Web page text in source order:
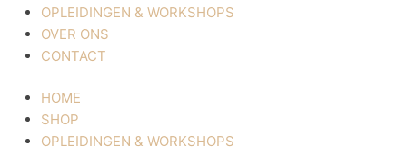
OPLEIDINGEN & WORKSHOPS
OVER ONS
CONTACT
HOME
SHOP
OPLEIDINGEN & WORKSHOPS